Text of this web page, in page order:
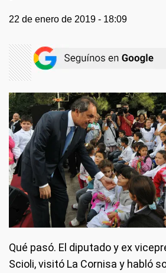
22 de enero de 2019 - 18:09
Qué pasó. El diputado y ex
Scioli, visitó La Cornisa y habló